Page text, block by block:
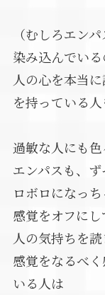
（むしろエン
染み込んでい
人の心を本当
を持っている人
過敏な人にも色
エンパスも、
ロボロになっ
感覚をオフにし
人の気持ちを
感覚をなるべ
いる人は